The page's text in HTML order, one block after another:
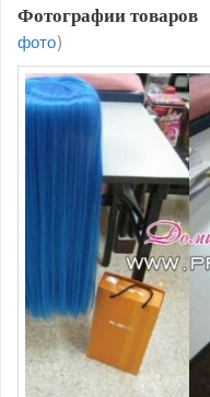
Фотографии товаров
фото)